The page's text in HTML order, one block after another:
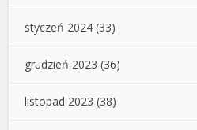
styczeń 2024 (33)
grudzień 2023 (36)
listopad 2023 (38)